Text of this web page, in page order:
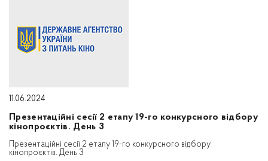
11.06.2024
Презентаційні сесії 2 етапу 19-го конкурсного відбору
кінопроєктів. День 3
Презентаційні сесії 2 етапу 19-го конкурсного відбору
кінопроєктів. День 3